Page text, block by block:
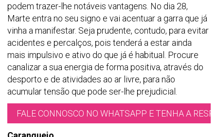
podem trazer-lhe notáveis vantagens. No dia 28,
Marte entra no seu signo e vai acentuar a garra que já
vinha a manifestar. Seja prudente, contudo, para evitar
acidentes e percalços, pois tenderá a estar ainda
mais impulsivo e ativo do que já é habitual. Procure
canalizar a sua energia de forma positiva, através do
desporto e de atividades ao ar livre, para não
acumular tensão que pode ser-lhe prejudicial.
FALE CONNOSCO NO WHATSAPP E TENHA A